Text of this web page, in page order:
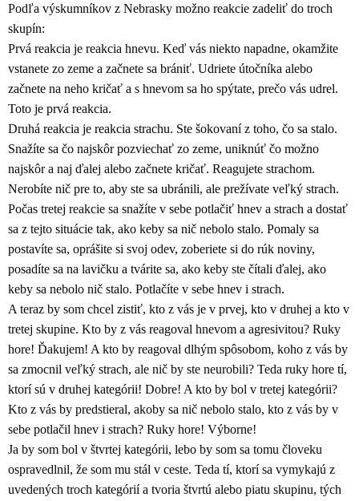
Podľa výskumníkov z Nebrasky možno reakcie zadeliť do troch
skupín:
Prvá reakcia je reakcia hnevu. Keď vás niekto napadne, okamžite
vstanete zo zeme a začnete sa brániť. Udriete útočníka alebo
začnete na neho kričať a s hnevom sa ho spýtate, prečo vás udrel.
Toto je prvá reakcia.
Druhá reakcia je reakcia strachu. Ste šokovaní z toho, čo sa stalo.
Snažíte sa čo najskôr pozviechať zo zeme, uniknúť čo možno
najskôr a naj ďalej alebo začnete kričať. Reagujete strachom.
Nerobíte nič pre to, aby ste sa ubránili, ale prežívate veľký strach.
Počas tretej reakcie sa snažíte v sebe potlačiť hnev a strach a dostať
sa z tejto situácie tak, ako keby sa nič nebolo stalo. Pomaly sa
postavíte sa, oprášite si svoj odev, zoberiete si do rúk noviny,
posadíte sa na lavičku a tvárite sa, ako keby ste čítali ďalej, ako
keby sa nebolo nič stalo. Potlačíte v sebe hnev i strach.
A teraz by som chcel zistiť, kto z vás je v prvej, kto v druhej a kto v
tretej skupine. Kto by z vás reagoval hnevom a agresivitou? Ruky
hore! Ďakujem! A kto by reagoval dlhým spôsobom, koho z vás by
sa zmocnil veľký strach, ale nič by ste neurobili? Teda ruky hore tí,
ktorí sú v druhej kategórii! Dobre! A kto by bol v tretej kategórii?
Kto z vás by predstieral, akoby sa nič nebolo stalo, kto z vás by v
sebe potlačil hnev i strach? Ruky hore! Výborne!
Ja by som bol v štvrtej kategórii, lebo by som sa tomu človeku
ospravedlnil, že som mu stál v ceste. Teda tí, ktorí sa vymykajú z
uvedených troch kategórií a tvoria štvrtú alebo piatu skupinu, tých